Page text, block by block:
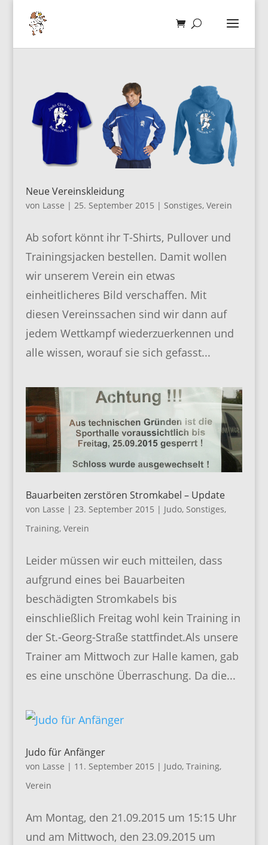
Neue Vereinskleidung
von Lasse | 25. September 2015 | Sonstiges, Verein
Ab sofort könnt ihr T-Shirts, Pullover und
Trainingsjacken bestellen. Damit wollen
wir unserem Verein ein etwas
einheitlicheres Bild verschaffen. Mit
diesen Vereinssachen sind wir dann auf
jedem Wettkampf wiederzuerkennen und
alle wissen, worauf sie sich gefasst...
Bauarbeiten zerstören Stromkabel – Update
von Lasse | 23. September 2015 | Judo, Sonstiges,
Training, Verein
Leider müssen wir euch mitteilen, dass
aufgrund eines bei Bauarbeiten
beschädigten Stromkabels bis
einschließlich Freitag wohl kein Training in
der St.-Georg-Straße stattfindet.Als unsere
Trainer am Mittwoch zur Halle kamen, gab
es eine unschöne Überraschung. Da die...
Judo für Anfänger
von Lasse | 11. September 2015 | Judo, Training,
Verein
Am Montag, den 21.09.2015 um 15:15 Uhr
und am Mittwoch, den 23.09.2015 um